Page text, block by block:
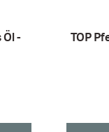
-
TOP